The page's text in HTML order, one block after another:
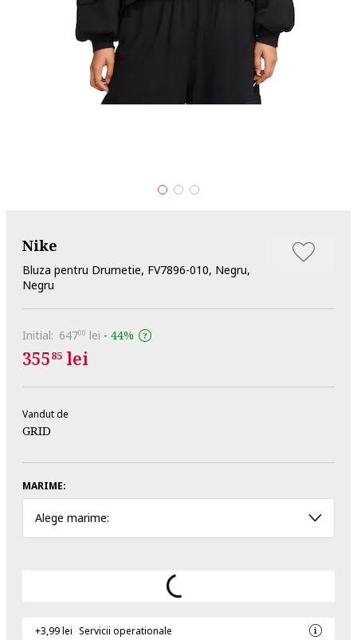
Nike
Bluza pentru Drumetie, FV7896-010, Negru,
Negru
Initial: 64700 lei - 44%
35585 lei
Vandut de
GRID
MARIME:
Alege marime:
+3,99 lei Servicii operationale